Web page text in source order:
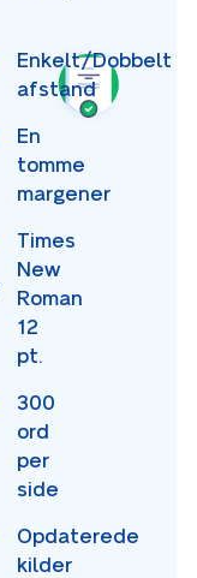
Enkelt/Dobbelt
afstand
En
tomme
margener
Times
New
Roman
12
pt.
300
ord
per
side
Opdaterede
kilder